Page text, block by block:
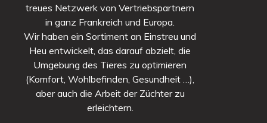
treues Netzwerk von Vertriebspartnern
in ganz Frankreich und Europa.
Wir haben ein Sortiment an Einstreu und
Heu entwickelt, das darauf abzielt, die
Umgebung des Tieres zu optimieren
(Komfort, Wohlbefinden, Gesundheit …),
aber auch die Arbeit der Züchter zu
erleichtern.